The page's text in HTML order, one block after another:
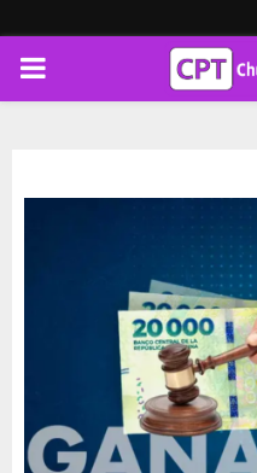
PRIMARY